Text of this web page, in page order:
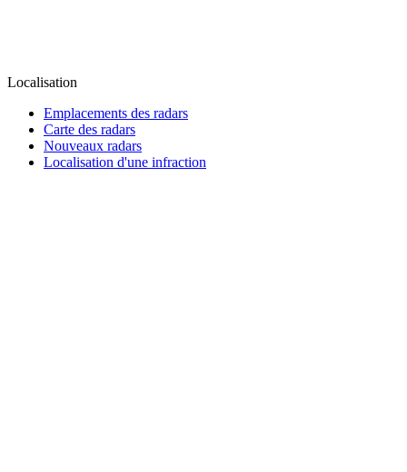
Localisation
Emplacements des radars
Carte des radars
Nouveaux radars
Localisation d'une infraction